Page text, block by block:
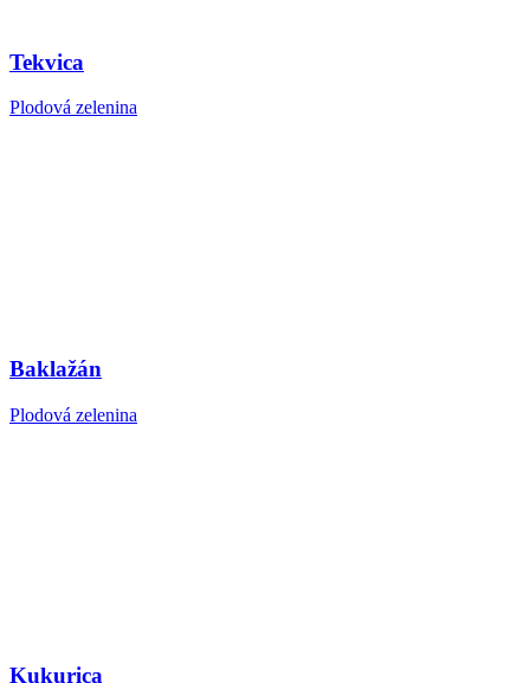
Tekvica
Plodová zelenina
Baklažán
Plodová zelenina
Kukurica